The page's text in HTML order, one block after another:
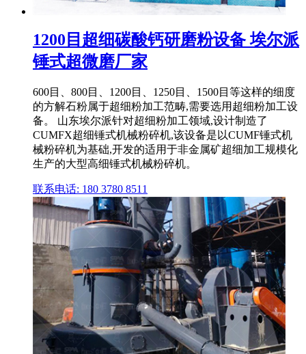
1200目超细碳酸钙研磨粉设备 埃尔派
锤式超微磨厂家
600目、800目、1200目、1250目、1500目等这样的细度
的方解石粉属于超细粉加工范畴,需要选用超细粉加工设
备。 山东埃尔派针对超细粉加工领域,设计制造了
CUMFX超细锤式机械粉碎机,该设备是以CUMF锤式机
械粉碎机为基础,开发的适用于非金属矿超细加工规模化
生产的大型高细锤式机械粉碎机。
联系电话: 180 3780 8511